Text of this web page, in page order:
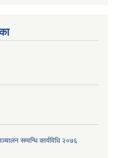
सम्वन्धि कार्यविधि २०७६